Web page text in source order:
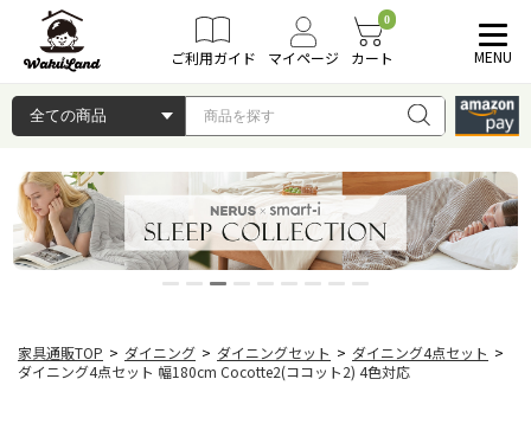
ご利用ガイド マイページ
0
カート MENU
家具通販TOP > ダイニング > ダイニングセット > ダイニング4点セット >
ダイニング4点セット 幅180cm Cocotte2(ココット2) 4色対応